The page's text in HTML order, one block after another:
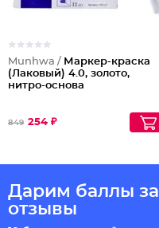
Munhwa / Маркер-краска
(Лаковый) 4.0, золото,
нитро-основа
849 254 ₽
Дарим баллы за
отзывы